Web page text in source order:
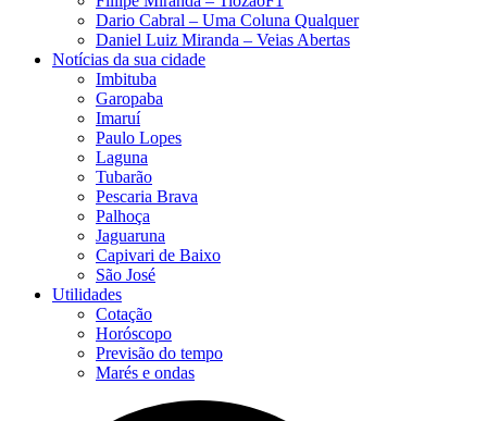
Dario Cabral – Uma Coluna Qualquer
Daniel Luiz Miranda – Veias Abertas
Notícias da sua cidade
Imbituba
Garopaba
Imaruí
Paulo Lopes
Laguna
Tubarão
Pescaria Brava
Palhoça
Jaguaruna
Capivari de Baixo
São José
Utilidades
Cotação
Horóscopo
Previsão do tempo
Marés e ondas